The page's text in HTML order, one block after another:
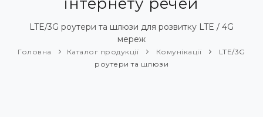
КАТАЛОГ ПРОДУКЦІЇ
НОВИНИ
LTE/3G роутери та шлюзи для розвитку LTE / 4G
мереж
Головна Каталог продукції Комунікації
LTE/3G
роутери та шлюзи